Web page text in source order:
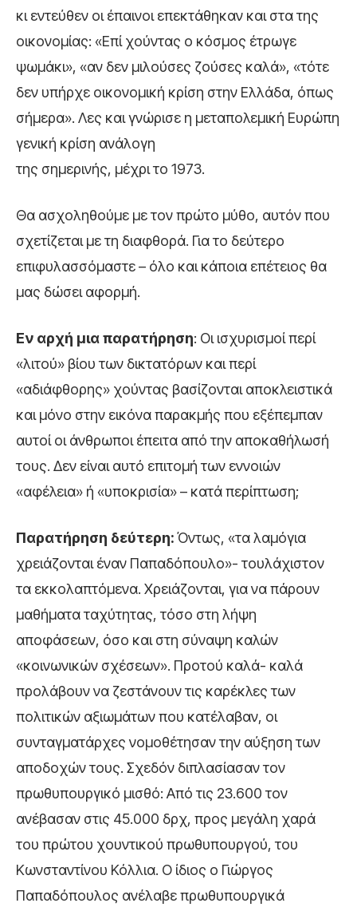
κι εντεύθεν οι έπαινοι επεκτάθηκαν και στα της
οικονομίας: «Επί χούντας ο κόσμος έτρωγε
ψωμάκι», «αν δεν μιλούσες ζούσες καλά», «τότε
δεν υπήρχε οικονομική κρίση στην Ελλάδα, όπως
σήμερα». Λες και γνώρισε η μεταπολεμική Ευρώπη
γενική κρίση ανάλογη
της σημερινής, μέχρι το 1973.
Θα ασχοληθούμε με τον πρώτο μύθο, αυτόν που
σχετίζεται με τη διαφθορά. Για το δεύτερο
επιφυλασσόμαστε – όλο και κάποια επέτειος θα
μας δώσει αφορμή.
Εν αρχή μια παρατήρηση: Οι ισχυρισμοί περί
«λιτού» βίου των δικτατόρων και περί
«αδιάφθορης» χούντας βασίζονται αποκλειστικά
και μόνο στην εικόνα παρακμής που εξέπεμπαν
αυτοί οι άνθρωποι έπειτα από την αποκαθήλωσή
τους. Δεν είναι αυτό επιτομή των εννοιών
«αφέλεια» ή «υποκρισία» – κατά περίπτωση;
Παρατήρηση δεύτερη:Όντως, «τα λαμόγια
χρειάζονται έναν Παπαδόπουλο»- τουλάχιστον
τα εκκολαπτόμενα. Χρειάζονται, για να πάρουν
μαθήματα ταχύτητας, τόσο στη λήψη
αποφάσεων, όσο και στη σύναψη καλών
«κοινωνικών σχέσεων». Προτού καλά- καλά
προλάβουν να ζεστάνουν τις καρέκλες των
πολιτικών αξιωμάτων που κατέλαβαν, οι
συνταγματάρχες νομοθέτησαν την αύξηση των
αποδοχών τους. Σχεδόν διπλασίασαν τον
πρωθυπουργικό μισθό: Από τις 23.600 τον
ανέβασαν στις 45.000 δρχ, προς μεγάλη χαρά
του πρώτου χουντικού πρωθυπουργού, του
Κωνσταντίνου Κόλλια. Ο ίδιος ο Γιώργος
Παπαδόπουλος ανέλαβε πρωθυπουργικά